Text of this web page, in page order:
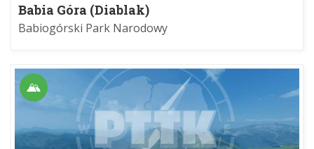
Babia Góra (Diablak)
Babiogórski Park Narodowy